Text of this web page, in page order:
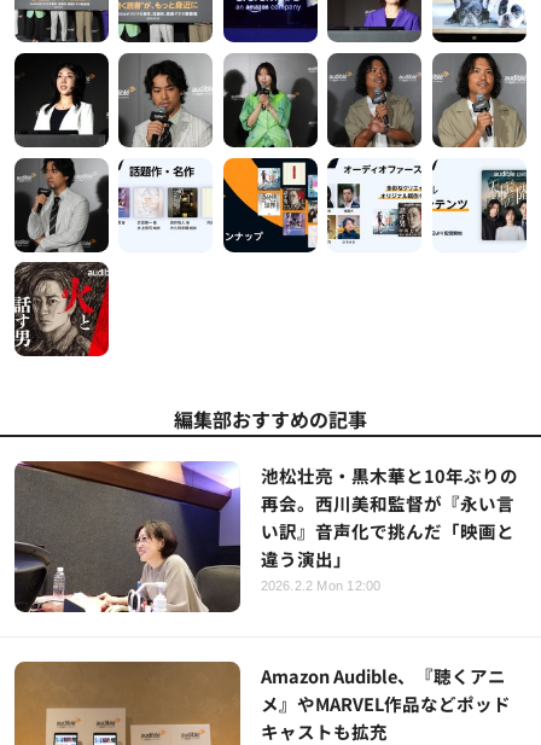
編集部おすすめの記事
池松壮亮・黒木華と10年ぶりの
再会。西川美和監督が『永い言
い訳』音声化で挑んだ「映画と
違う演出」
2026.2.2 Mon 12:00
Amazon Audible、『聴くアニ
メ』やMARVEL作品などポッド
キャストも拡充